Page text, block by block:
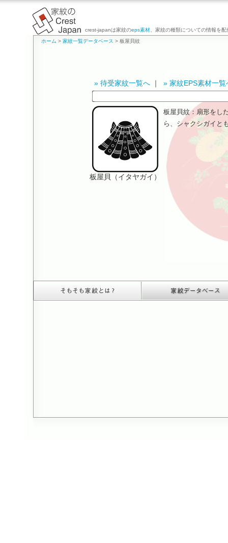
crest-japanは家紋のeps素材、家紋の種類についての情報を配
ホーム > 家紋一覧データベース > 板屋貝紋
» 待受家紋一覧へ｜ » 家紋EPS素材一覧
板屋貝（イタヤガイ）
板屋貝紋：扇形をし
ら、シャクシガイと